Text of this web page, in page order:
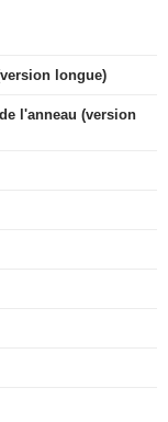
longue)
l'anneau (version